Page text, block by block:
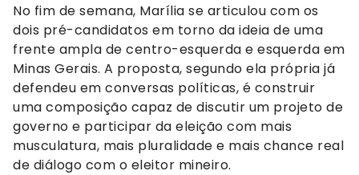
No fim de semana, Marília se articulou com os
dois pré-candidatos em torno da ideia de uma
frente ampla de centro-esquerda e esquerda em
Minas Gerais. A proposta, segundo ela própria já
defendeu em conversas políticas, é construir
uma composição capaz de discutir um projeto de
governo e participar da eleição com mais
musculatura, mais pluralidade e mais chance real
de diálogo com o eleitor mineiro.